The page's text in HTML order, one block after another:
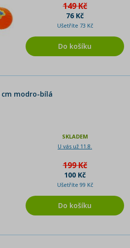
149 Kč
76 Kč
Ušetříte 73 Kč
Do košíku
cm modro-bílá
SKLADEM
U vás už 11.8.
199 Kč
100 Kč
Ušetříte 99 Kč
Do košíku